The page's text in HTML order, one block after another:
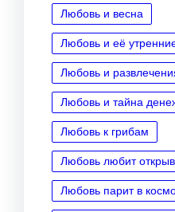
Любовь и весна
Любовь и её
Любовь и
Любовь и тайна
Любовь к грибам
Любовь любит
Любовь парит в